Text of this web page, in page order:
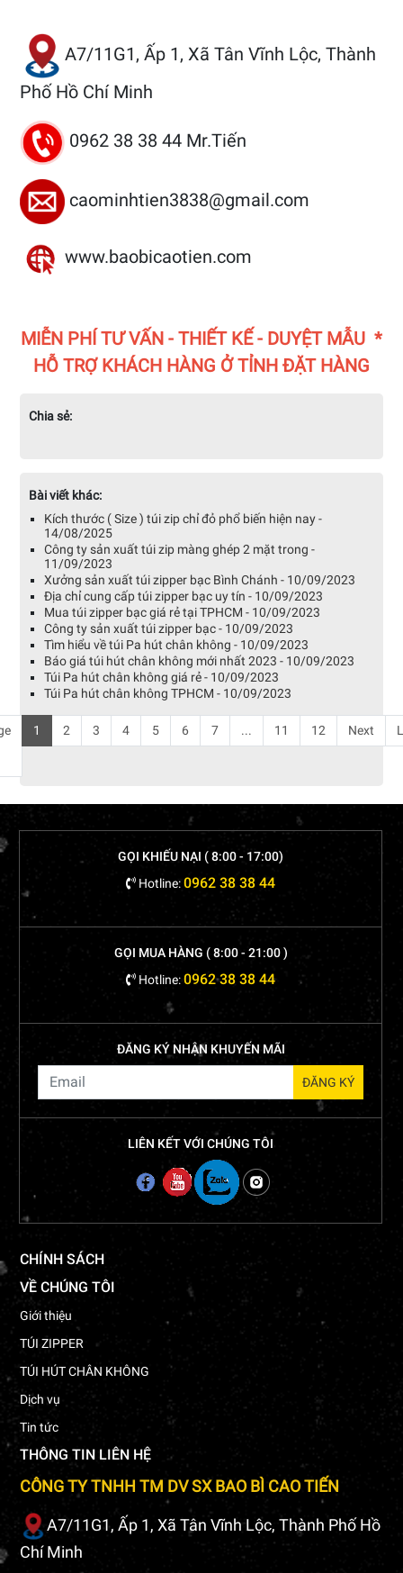
A7/11G1, Ấp 1, Xã Tân Vĩnh Lộc, Thành
Phố Hồ Chí Minh
0962 38 38 44 Mr.Tiến
caominhtien3838@gmail.com
www.baobicaotien.com
MIỄN PHÍ TƯ VẤN - THIẾT KẾ - DUYỆT MẪU *
HỖ TRỢ KHÁCH HÀNG Ở TỈNH ĐẶT HÀNG
Chia sẻ:
Bài viết khác:
Kích thước ( Size ) túi zip chỉ đỏ phổ biến hiện nay -
14/08/2025
Công ty sản xuất túi zip màng ghép 2 mặt trong -
11/09/2023
Xưởng sản xuất túi zipper bạc Bình Chánh - 10/09/2023
Địa chỉ cung cấp túi zipper bạc uy tín - 10/09/2023
Mua túi zipper bạc giá rẻ tại TPHCM - 10/09/2023
Công ty sản xuất túi zipper bạc - 10/09/2023
Tìm hiểu về túi Pa hút chân không - 10/09/2023
Báo giá túi hút chân không mới nhất 2023 - 10/09/2023
Túi Pa hút chân không giá rẻ - 10/09/2023
Túi Pa hút chân không TPHCM - 10/09/2023
1 2 3 4 5 6 7 ... 11 12 Next
GỌI KHIẾU NẠI ( 8:00 - 17:00)
Hotline:0962 38 38 44
GỌI MUA HÀNG ( 8:00 - 21:00 )
Hotline:0962 38 38 44
ĐĂNG KÝ NHẬN KHUYẾN MÃI
LIÊN KẾT VỚI CHÚNG TÔI
CHÍNH SÁCH
VỀ CHÚNG TÔI
Giới thiệu
TÚI ZIPPER
TÚI HÚT CHÂN KHÔNG
Dịch vụ
Tin tức
THÔNG TIN LIÊN HỆ
CÔNG TY TNHH TM DV SX BAO BÌ CAO TIẾN
A7/11G1, Ấp 1, Xã Tân Vĩnh Lộc, Thành Phố Hồ
Chí Minh